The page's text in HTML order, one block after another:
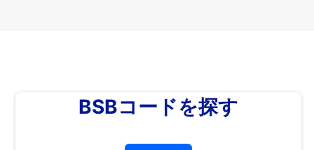
BSBコードを探す